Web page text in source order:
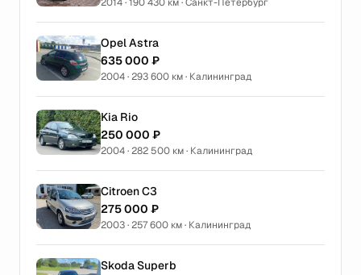
Opel Astra
635 000 ₽
2004 · 293 600 км · Калининград
Kia Rio
250 000 ₽
2004 · 282 500 км · Калининград
Citroen C3
275 000 ₽
2003 · 257 600 км · Калининград
Skoda Superb